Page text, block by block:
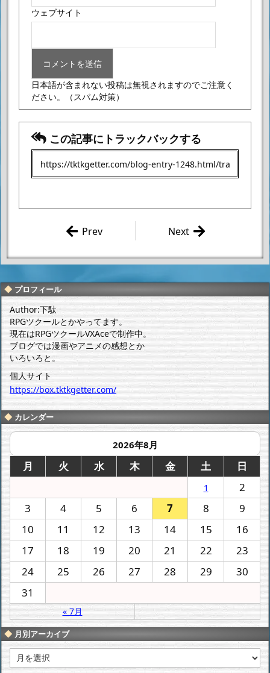
ウェブサイト
日本語が含まれない投稿は無視されますのでご注意く
ださい。
（スパム対策）
この記事にトラックバックする
口智裕 「ゲ
EVOLUTION
第22話」 感想
Next
リオン展 201
行ってきたよ
ー。
Prev
プロフィール
Author:下駄
RPGツクールとかやってます。
現在はRPGツクールVXAceで制作中。
ブログでは漫画やアニメの感想とか
いろいろと。
個人サイト
https://box.tktkgetter.com/
カレンダー
2026年8月
月 火 水 木 金 土 日
1
2
3
4 5 6 7 8
9
10
11 12 13 14 15
16
17
18 19 20 21 22
23
24
25 26 27 28 29
30
31
« 7月
月別アーカイブ
別